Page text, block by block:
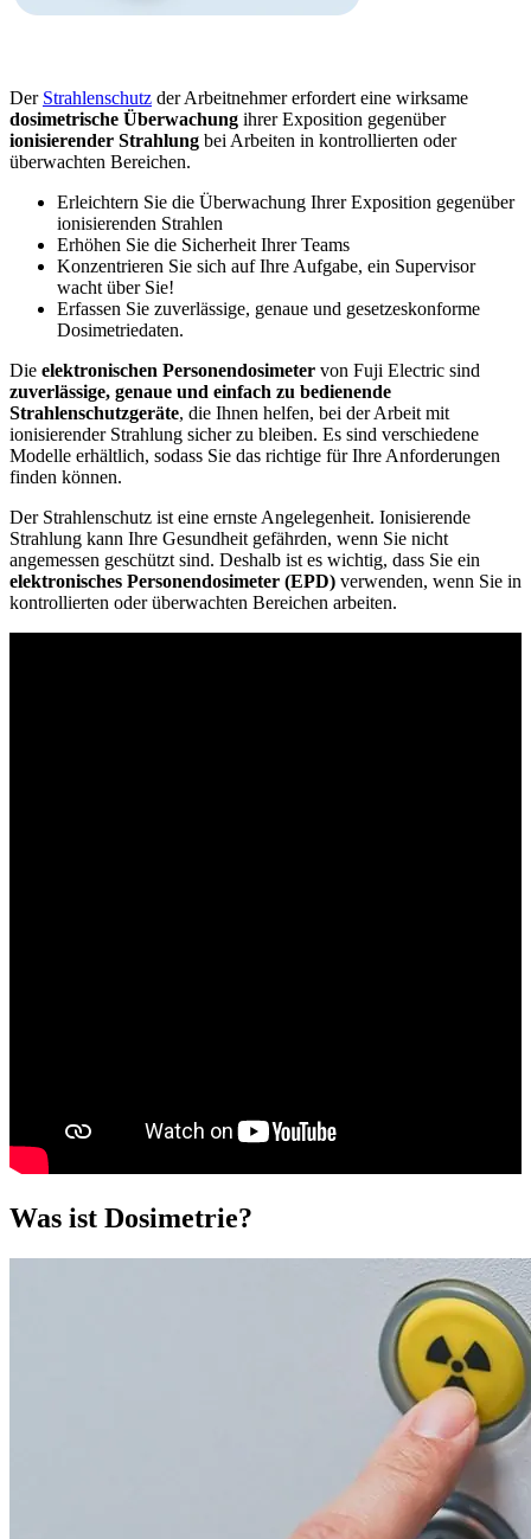
Der Strahlenschutz der Arbeitnehmer erfordert eine wirksame
dosimetrische Überwachung ihrer Exposition gegenüber
ionisierender Strahlung bei Arbeiten in kontrollierten oder
überwachten Bereichen.
Erleichtern Sie die Überwachung Ihrer Exposition gegenüber
ionisierenden Strahlen
Erhöhen Sie die Sicherheit Ihrer Teams
Konzentrieren Sie sich auf Ihre Aufgabe, ein Supervisor
wacht über Sie!
Erfassen Sie zuverlässige, genaue und gesetzeskonforme
Dosimetriedaten.
Die elektronischen Personendosimeter von Fuji Electric sind
zuverlässige, genaue und einfach zu bedienende
Strahlenschutzgeräte, die Ihnen helfen, bei der Arbeit mit
ionisierender Strahlung sicher zu bleiben. Es sind verschiedene
Modelle erhältlich, sodass Sie das richtige für Ihre Anforderungen
finden können.
Der Strahlenschutz ist eine ernste Angelegenheit. Ionisierende
Strahlung kann Ihre Gesundheit gefährden, wenn Sie nicht
angemessen geschützt sind. Deshalb ist es wichtig, dass Sie ein
elektronisches Personendosimeter (EPD) verwenden, wenn Sie in
kontrollierten oder überwachten Bereichen arbeiten.
Was ist Dosimetrie?